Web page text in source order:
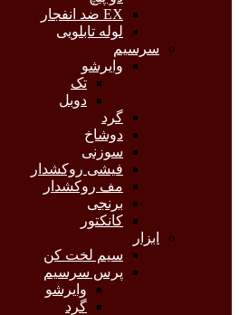
EX ضد انفجار
لوله تابلویی
سرسیم
وایرشو
تک
دوبل
گرد
دوشاخ
سوزنی
فیشی روکشدار
مف روکشدار
برنجی
کانکتور
ابزار
سیم لخت کن
پرس سرسیم
وایرشو
گرد